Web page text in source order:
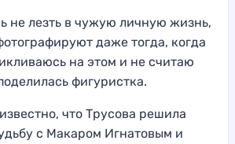
не лезть в чужую личную жизнь,
даже тогда, когда
на этом и не считаю
фигуристка.
что Трусова решила
с Макаром Игнатовым и